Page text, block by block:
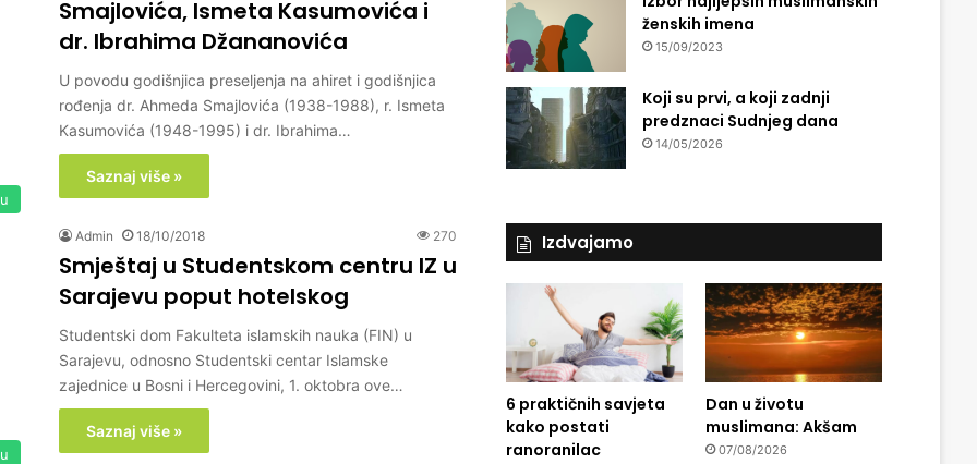
Smajlovića, Ismeta Kasumovića i
dr. Ibrahima Džananovića
U povodu godišnjica preseljenja na ahiret i godišnjica
rođenja dr. Ahmeda Smajlovića (1938-1988), r. Ismeta
Kasumovića (1948-1995) i dr. Ibrahima…
Saznaj više »
Admin 18/10/2018 270
Smještaj u Studentskom centru IZ u
Sarajevu poput hotelskog
Studentski dom Fakulteta islamskih nauka (FIN) u
Sarajevu, odnosno Studentski centar Islamske
zajednice u Bosni i Hercegovini, 1. oktobra ove…
Saznaj više »
ženskih imena
15/09/2023
Koji su prvi, a koji zadnji
predznaci Sudnjeg dana
14/05/2026
Izdvajamo
6 praktičnih savjeta
kako postati
ranoranilac
Dan u životu
muslimana: Akšam
07/08/2026